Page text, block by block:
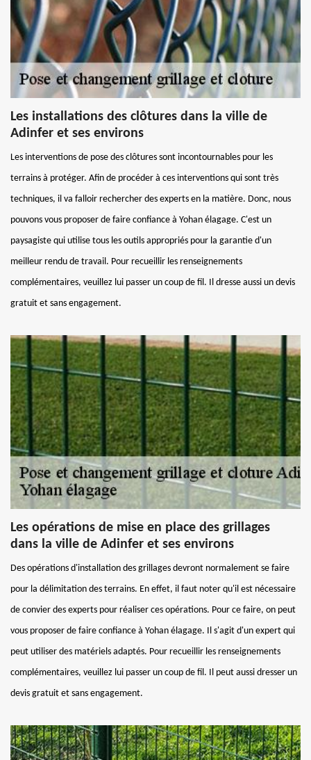
Les installations des clôtures dans la ville de
Adinfer et ses environs
Les interventions de pose des clôtures sont incontournables pour les
terrains à protéger. Afin de procéder à ces interventions qui sont très
techniques, il va falloir rechercher des experts en la matière. Donc, nous
pouvons vous proposer de faire confiance à Yohan élagage. C'est un
paysagiste qui utilise tous les outils appropriés pour la garantie d'un
meilleur rendu de travail. Pour recueillir les renseignements
complémentaires, veuillez lui passer un coup de fil. Il dresse aussi un devis
gratuit et sans engagement.
Les opérations de mise en place des grillages
dans la ville de Adinfer et ses environs
Des opérations d'installation des grillages devront normalement se faire
pour la délimitation des terrains. En effet, il faut noter qu'il est nécessaire
de convier des experts pour réaliser ces opérations. Pour ce faire, on peut
vous proposer de faire confiance à Yohan élagage. Il s'agit d'un expert qui
peut utiliser des matériels adaptés. Pour recueillir les renseignements
complémentaires, veuillez lui passer un coup de fil. Il peut aussi dresser un
devis gratuit et sans engagement.